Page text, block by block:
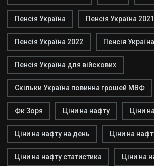
Пенсія Україна Пенсія Україна 2021
Пенсія Україна 2022 Пенсія
Пенсія Україна для війскових
Скільки Україна повинна грошей МВФ
Фк Зоря Ціни на нафту Ціни
Ціни на нафту на день Ціни на
Ціни на нафту статистика Ціни на